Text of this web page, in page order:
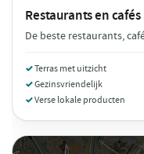
Restaurants en cafés
De beste restaurants,
Terras met uitzicht
Gezinsvriendelijk
Verse lokale producten